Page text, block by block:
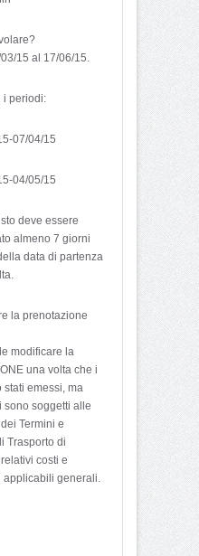
15 al 17/06/15.
i periodi:
07/04/15
04/05/15
deve essere
almeno 7 giorni
data di partenza
la prenotazione
modificare la
una volta che i
stati emessi, ma
sono soggetti alle
Termini e
Trasporto di
costi e
applicabili generali.